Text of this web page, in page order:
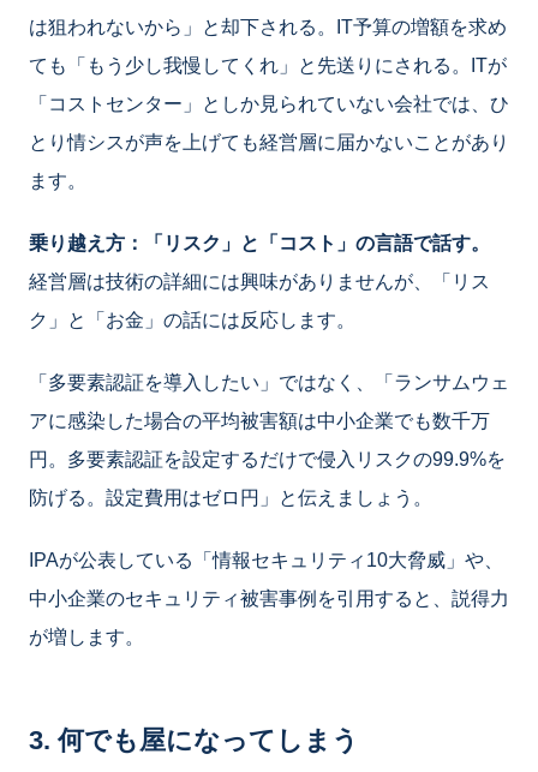
は狙われないから」と却下される。IT予算の増額を求め
ても「もう少し我慢してくれ」と先送りにされる。ITが
「コストセンター」としか見られていない会社では、ひ
とり情シスが声を上げても経営層に届かないことがあり
ます。
乗り越え方：「リスク」と「コスト」の言語で話す。
経営層は技術の詳細には興味がありませんが、「リス
ク」と「お金」の話には反応します。
「多要素認証を導入したい」ではなく、「ランサムウェ
アに感染した場合の平均被害額は中小企業でも数千万
円。多要素認証を設定するだけで侵入リスクの99.9%を
防げる。設定費用はゼロ円」と伝えましょう。
IPAが公表している「情報セキュリティ10大脅威」や、
中小企業のセキュリティ被害事例を引用すると、説得力
が増します。
3. 何でも屋になってしまう